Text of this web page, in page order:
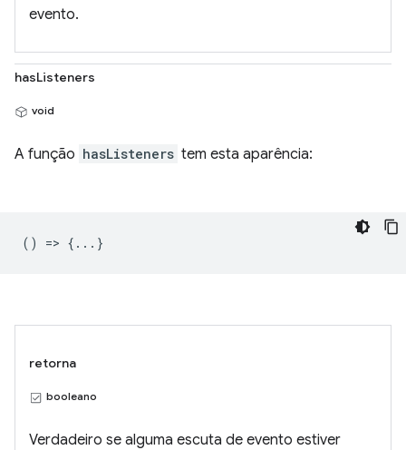
evento.
hasListeners
void
A função hasListeners tem esta aparência:
() => {...}
retorna
booleano
Verdadeiro se alguma escuta de evento estiver